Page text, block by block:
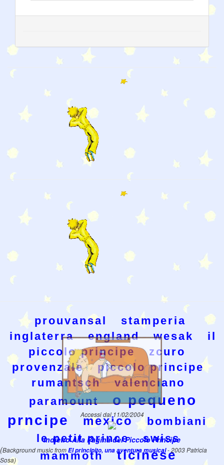
prouvansal
stamperia
inglaterra
england wesak
il
piccolo principe
zcuro
provenzale
piccolo principe
rumantsch
valenciano
paramount
o pequeno
prncipe
mexico
bombiani
le petit prince
swiss
mammoth
ticinese
Accessi dal 11/02/2004
Indietro Alla Pagina del Piccolo Principe
(Background music fromEl principito, una aventura musical- 2003 Patricia
Sosa)